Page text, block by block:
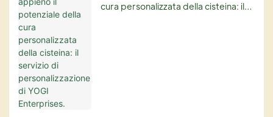
cura personalizzata della cisteina: il